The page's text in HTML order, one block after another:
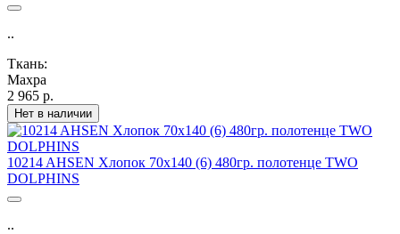
..
Ткань:
Махра
2 965 р.
Нет в наличии
10214 AHSEN Хлопок 70х140 (6) 480гр. полотенце TWO
DOLPHINS
..